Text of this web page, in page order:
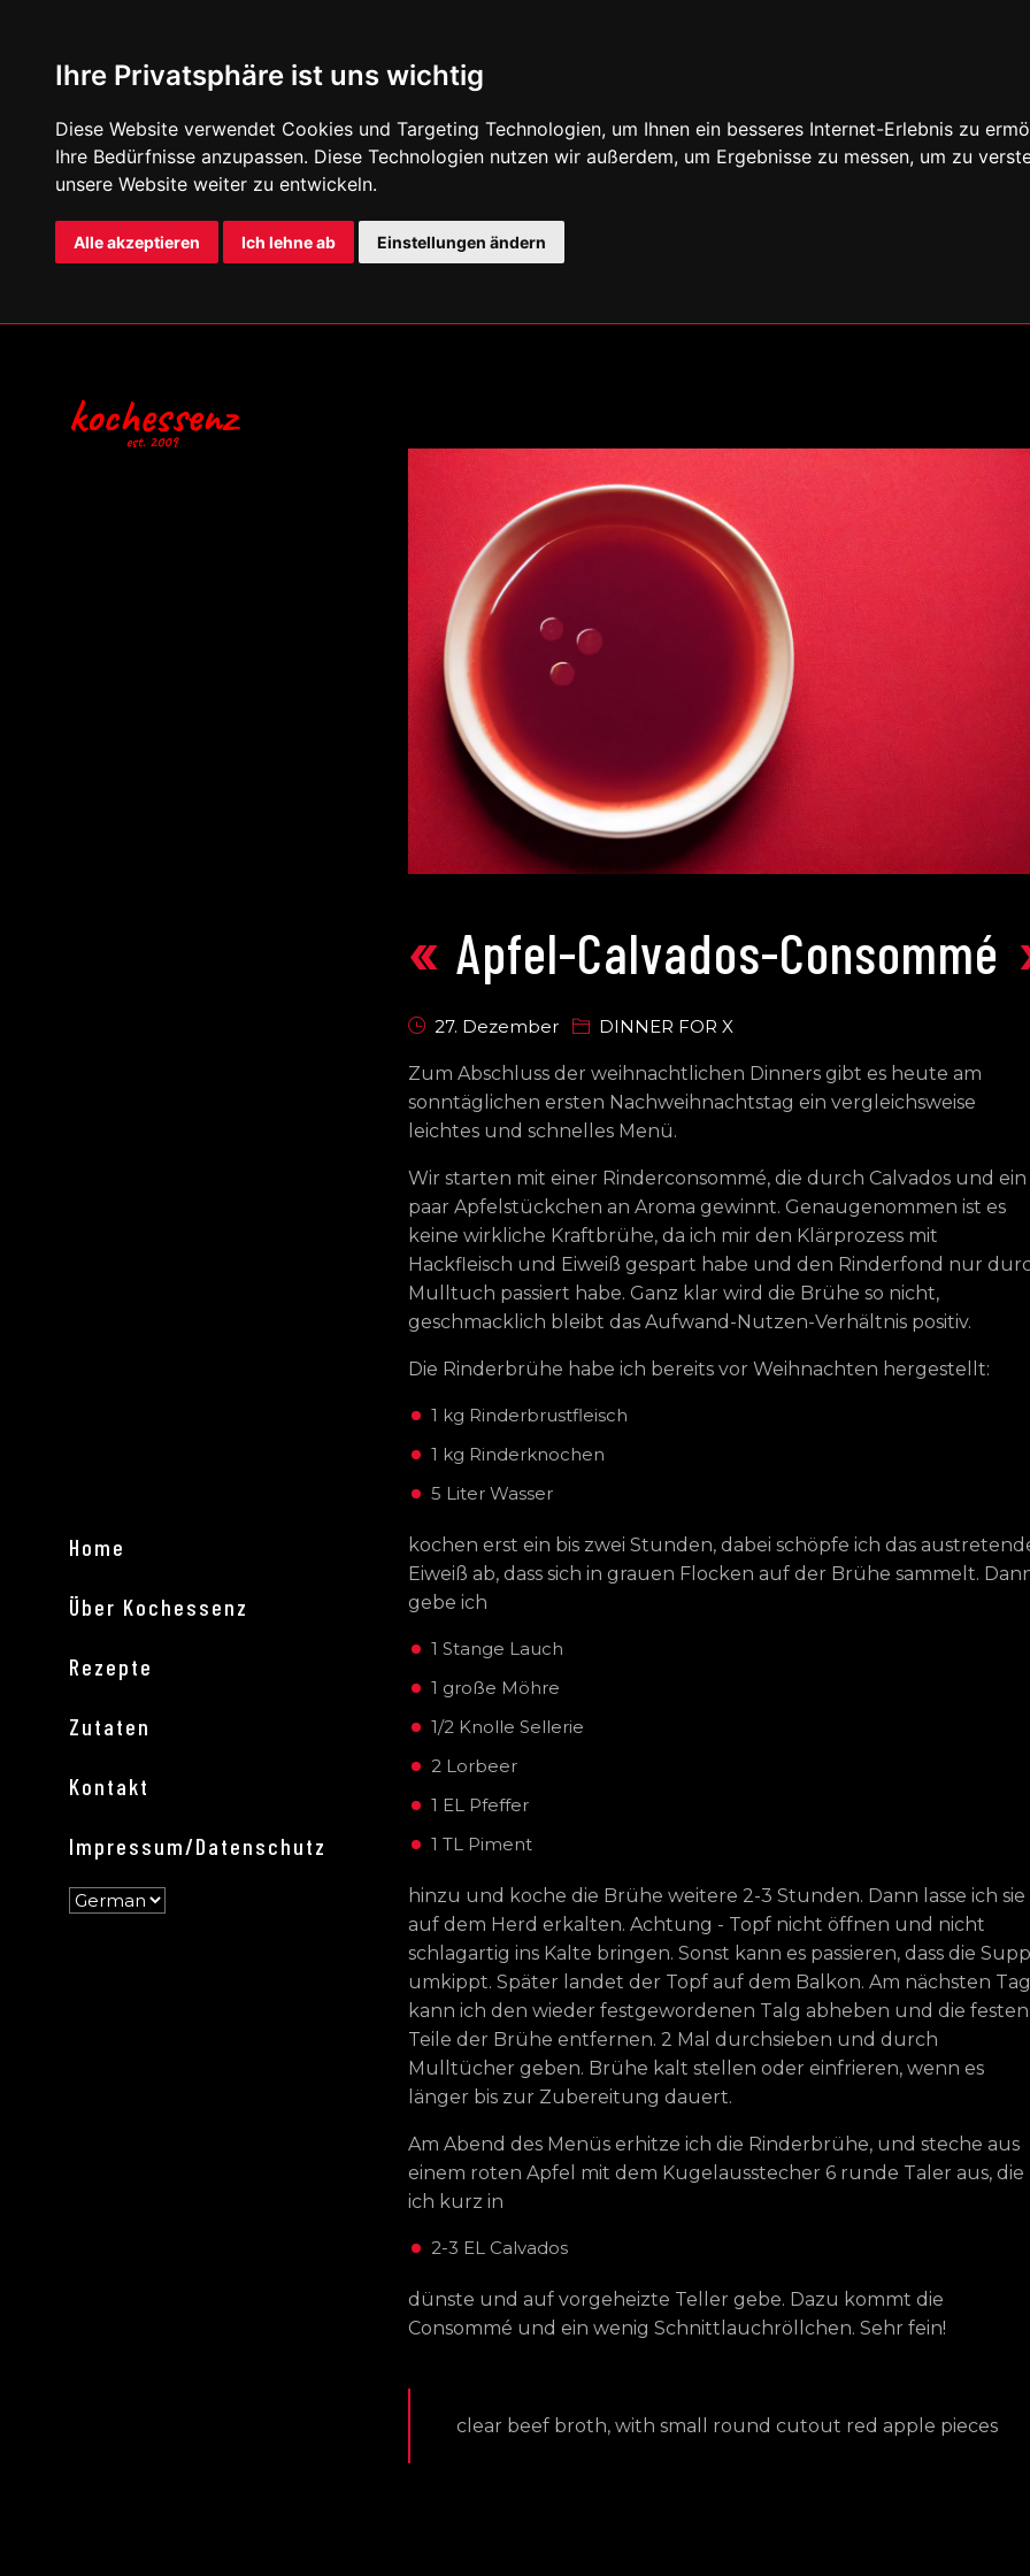
Ihre Privatsphäre ist uns wichtig
Diese Website verwendet Cookies und Targeting Technologien, um Ihnen ein besseres Internet-Erlebnis zu
Ihre Bedürfnisse anzupassen. Diese Technologien nutzen wir außerdem, um Ergebnisse zu messen, um zu
unsere Website weiter zu entwickeln.
Alle akzeptieren Ich lehne ab Einstellungen ändern
Home
Über Kochessenz
Rezepte
Zutaten
Kontakt
Impressum/Datenschutz
« Apfel-Calvados-Consommé
27. Dezember DINNER FOR X
Zum Abschluss der weihnachtlichen Dinners gibt es heute am
sonntäglichen ersten Nachweihnachtstag ein vergleichsweise
leichtes und schnelles Menü.
Wir starten mit einer Rinderconsommé, die durch Calvados und ein
paar Apfelstückchen an Aroma gewinnt. Genaugenommen ist es
keine wirkliche Kraftbrühe, da ich mir den Klärprozess mit
Hackfleisch und Eiweiß gespart habe und den Rinderfond nur
Mulltuch passiert habe. Ganz klar wird die Brühe so nicht,
geschmacklich bleibt das Aufwand-Nutzen-Verhältnis positiv.
Die Rinderbrühe habe ich bereits vor Weihnachten hergestellt:
1 kg Rinderbrustfleisch
1 kg Rinderknochen
5 Liter Wasser
kochen erst ein bis zwei Stunden, dabei schöpfe ich das
Eiweiß ab, dass sich in grauen Flocken auf der Brühe sammelt.
gebe ich
1 Stange Lauch
1 große Möhre
1/2 Knolle Sellerie
2 Lorbeer
1 EL Pfeffer
1 TL Piment
hinzu und koche die Brühe weitere 2-3 Stunden. Dann lasse ich sie
auf dem Herd erkalten. Achtung - Topf nicht öffnen und nicht
schlagartig ins Kalte bringen. Sonst kann es passieren, dass die
umkippt. Später landet der Topf auf dem Balkon. Am nächsten Tag
kann ich den wieder festgewordenen Talg abheben und die festen
Teile der Brühe entfernen. 2 Mal durchsieben und durch
Mulltücher geben. Brühe kalt stellen oder einfrieren, wenn es
länger bis zur Zubereitung dauert.
Am Abend des Menüs erhitze ich die Rinderbrühe, und steche aus
einem roten Apfel mit dem Kugelausstecher 6 runde Taler aus, die
ich kurz in
2-3 EL Calvados
dünste und auf vorgeheizte Teller gebe. Dazu kommt die
Consommé und ein wenig Schnittlauchröllchen. Sehr fein!
clear beef broth, with small round cutout red apple pieces